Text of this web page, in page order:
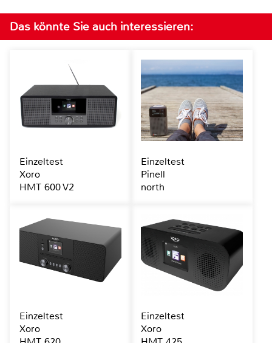
Das könnte Sie auch interessieren:
Einzeltest
Xoro
HMT 600 V2
Einzeltest
Pinell
north
Einzeltest
Xoro
Einzeltest
Xoro